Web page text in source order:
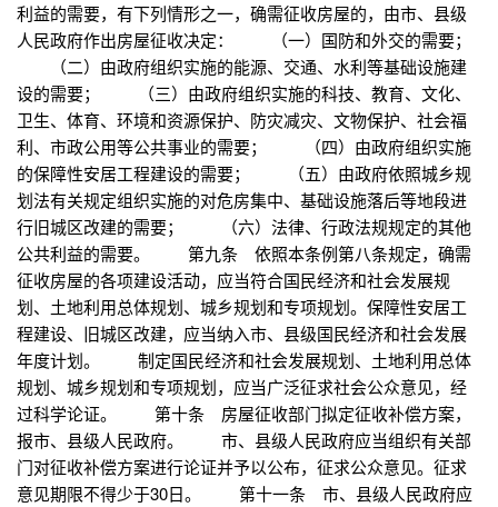
利益的需要，有下列情形之一，确需征收房屋的，由市、县级
人民政府作出房屋征收决定： （一）国防和外交的需要；
（二）由政府组织实施的能源、交通、水利等基础设施建
设的需要； （三）由政府组织实施的科技、教育、文化、
卫生、体育、环境和资源保护、防灾减灾、文物保护、社会福
利、市政公用等公共事业的需要； （四）由政府组织实施
的保障性安居工程建设的需要； （五）由政府依照城乡规
划法有关规定组织实施的对危房集中、基础设施落后等地段进
行旧城区改建的需要； （六）法律、行政法规规定的其他
公共利益的需要。 第九条 依照本条例第八条规定，确需
征收房屋的各项建设活动，应当符合国民经济和社会发展规
划、土地利用总体规划、城乡规划和专项规划。保障性安居工
程建设、旧城区改建，应当纳入市、县级国民经济和社会发展
年度计划。 制定国民经济和社会发展规划、土地利用总体
规划、城乡规划和专项规划，应当广泛征求社会公众意见，经
过科学论证。 第十条 房屋征收部门拟定征收补偿方案，
报市、县级人民政府。 市、县级人民政府应当组织有关部
门对征收补偿方案进行论证并予以公布，征求公众意见。征求
意见期限不得少于30日。 第十一条 市、县级人民政府应